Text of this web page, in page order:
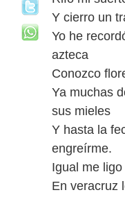
Y cierro un
Yo he
azteca
Conozco
Ya muchas
sus mieles
Y hasta la
engreírme.
Igual me
En veracruz